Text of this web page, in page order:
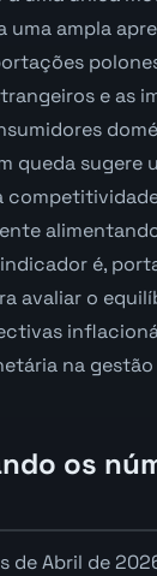
uma ampla
e as
queda sugere
é,
avaliar o
na
os
de Abril de